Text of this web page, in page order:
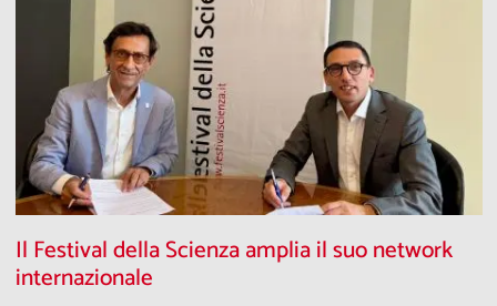
Il Festival della Scienza amplia il suo network
internazionale